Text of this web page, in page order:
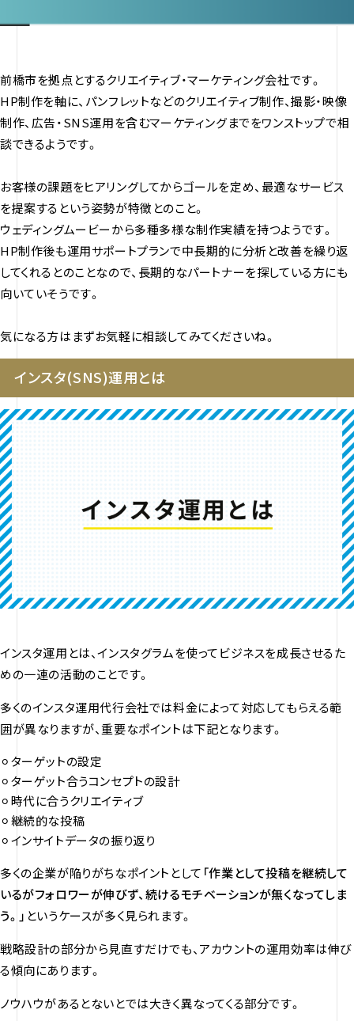
前橋市を拠点とするクリエイティブ・マーケティング会社です。
HP制作を軸に、パンフレットなどのクリエイティブ制作、撮影・映像
制作、広告・SNS運用を含むマーケティングまでをワンストップで相
談できるようです。
お客様の課題をヒアリングしてからゴールを定め、最適なサービス
を提案するという姿勢が特徴とのこと。
ウェディングムービーから多種多様な制作実績を持つようです。
HP制作後も運用サポートプランで中長期的に分析と改善を繰り返
してくれるとのことなので、長期的なパートナーを探している方にも
向いていそうです。
気になる方はまずお気軽に相談してみてくださいね。
インスタ(SNS)運用とは
インスタ運用とは、インスタグラムを使ってビジネスを成長させるた
めの一連の活動のことです。
多くのインスタ運用代行会社では料金によって対応してもらえる範
囲が異なりますが、重要なポイントは下記となります。
⚪︎ターゲットの設定
⚪︎ターゲット合うコンセプトの設計
⚪︎時代に合うクリエイティブ
⚪︎継続的な投稿
⚪︎インサイトデータの振り返り
多くの企業が陥りがちなポイントとして 「作業として投稿を継続して
いるがフォロワーが伸びず、続けるモチベーションが無くなってしま
う。」 というケースが多く見られます。
戦略設計の部分から見直すだけでも、アカウントの運用効率は伸び
る傾向にあります。
ノウハウがあるとないとでは大きく異なってくる部分です。